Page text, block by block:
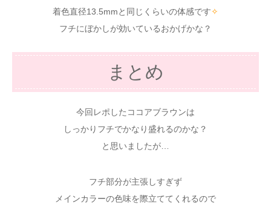
着色直径13.5mmと同じくらいの体感です✧
フチにぼかしが効いているおかげかな？
まとめ
今回レポしたココアブラウンは
しっかりフチでかなり盛れるのかな？
と思いましたが…
フチ部分が主張しすぎず
メインカラーの色味を際立ててくれるので